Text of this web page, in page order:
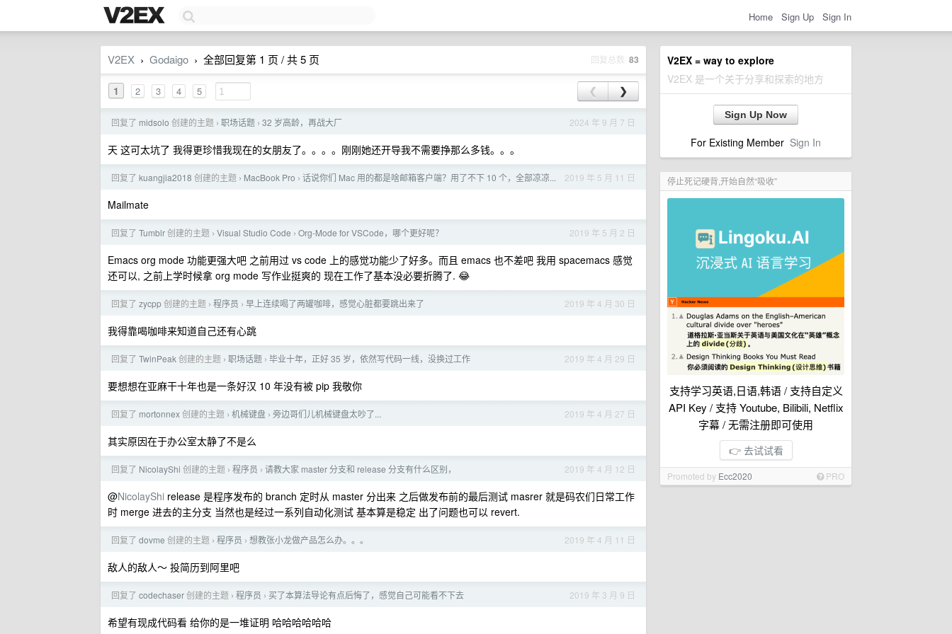
Home Sign Up Sign In
V2EX = way to explore
V2EX 是一个关于分享和探索的地方
Sign Up Now
For Existing Member Sign In
停止死记硬背,开始自然“吸收”
支持学习英语,日语,韩语 / 支持自定义
API Key / 支持 Youtube, Bilibili, Netflix
字幕 / 无需注册即可使用
👉 去试试看
Promoted by Ecc2020 PRO
V2EX › Godaigo › 全部回复第 1 页 / 共 5 页 回复总数 83
1 2 3 4 5 ❮ ❯
2024 年 9 月 7 日
回复了 midsolo 创建的主题 › 职场话题 › 32 岁高龄，再战大厂
天 这可太坑了 我得更珍惜我现在的女朋友了。。。。刚刚她还开导我不需要挣那么多钱。。。
2019 年 5 月 11 日
回复了 kuangjia2018 创建的主题 › MacBook Pro › 话说你们 Mac 用的都是啥邮箱客户端？用了不下 10 个，全部凉凉...
Mailmate
2019 年 5 月 2 日
回复了 Tumblr创建的主题 › Visual Studio Code › Org-Mode for VSCode，哪个更好呢？
Emacs org mode 功能更强大吧 之前用过 vs code 上的感觉功能少了好多。而且 emacs 也不差吧 我用 spacemacs 感觉
还可以, 之前上学时候拿 org mode 写作业挺爽的 现在工作了基本没必要折腾了. 😂
2019 年 4 月 30 日
回复了 zycpp创建的主题 › 程序员 › 早上连续喝了两罐咖啡，感觉心脏都要跳出来了
我得靠喝咖啡来知道自己还有心跳
2019 年 4 月 29 日
回复了 TwinPeak创建的主题 › 职场话题 › 毕业十年，正好 35 岁，依然写代码一线，没换过工作
要想想在亚麻干十年也是一条好汉 10 年没有被 pip 我敬你
2019 年 4 月 27 日
回复了 mortonnex创建的主题 › 机械键盘 › 旁边哥们儿机械键盘太吵了...
其实原因在于办公室太静了不是么
2019 年 4 月 12 日
回复了 NicolayShi 创建的主题 › 程序员 › 请教大家 master 分支和 release 分支有什么区别，
@NicolayShi release 是程序发布的 branch 定时从 master 分出来 之后做发布前的最后测试 masrer 就是码农们日常工作
时 merge 进去的主分支 当然也是经过一系列自动化测试 基本算是稳定 出了问题也可以 revert.
2019 年 4 月 11 日
回复了 dovme 创建的主题 › 程序员 › 想教张小龙做产品怎么办。。。
敌人的敌人～ 投简历到阿里吧
2019 年 3 月 9 日
回复了 codechaser创建的主题 › 程序员 › 买了本算法导论有点后悔了，感觉自己可能看不下去
希望有现成代码看 给你的是一堆证明 哈哈哈哈哈哈